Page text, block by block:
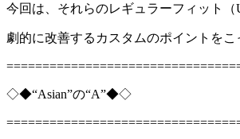
今回は、それらのレギュラーフィット（
劇的に改善するカスタムのポイントをこ
◇◆“Asian”の“A”◆◇